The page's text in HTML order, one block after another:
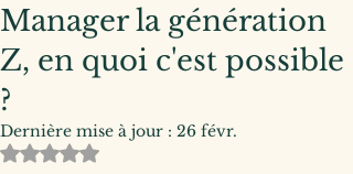
Manager la génération
Z, en quoi c'est possible
?
Dernière mise à jour : 26 févr.
Noté NaN étoiles sur 5.